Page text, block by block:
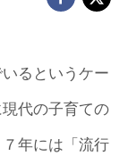
るというケー
代の子育ての
年には「流行